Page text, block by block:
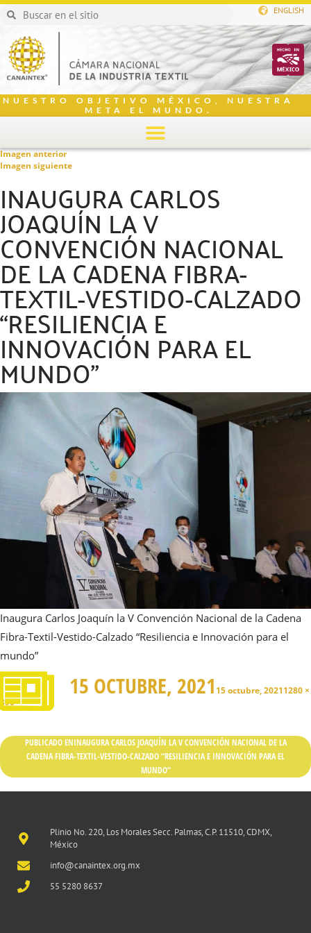
ENGLISH
NUESTRO OBJETIVO MÉXICO, NUESTRA
META EL MUNDO.
Imagen anterior
Imagen siguiente
INAUGURA CARLOS
JOAQUÍN LA V
CONVENCIÓN NACIONAL
DE LA CADENA FIBRA-
TEXTIL-VESTIDO-CALZADO
“RESILIENCIA E
INNOVACIÓN PARA EL
MUNDO”
Inaugura Carlos Joaquín la V Convención Nacional de la Cadena
Fibra-Textil-Vestido-Calzado “Resiliencia e Innovación para el
mundo”
15 OCTUBRE, 2021 15 octubre, 20211280 ×
890
PUBLICADO ENINAUGURA CARLOS JOAQUÍN LA V CONVENCIÓN NACIONAL DE LA
CADENA FIBRA-TEXTIL-VESTIDO-CALZADO “RESILIENCIA E INNOVACIÓN PARA EL
MUNDO”
Plinio No. 220, Los Morales Secc. Palmas, C.P. 11510, CDMX,
México
info@canaintex.org.mx
55 5280 8637